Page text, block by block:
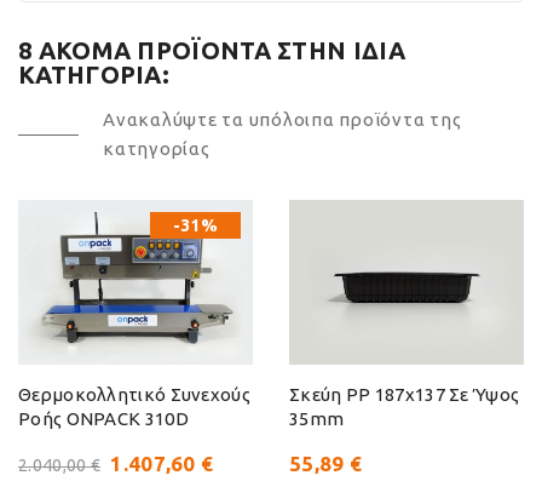
8 ΑΚΌΜΑ ΠΡΟΪΌΝΤΑ ΣΤΗΝ ΊΔΙΑ
ΚΑΤΗΓΟΡΊΑ:
Ανακαλύψτε τα υπόλοιπα προϊόντα της
κατηγορίας
-31%
Θερμοκολλητικό Συνεχούς
Ροής ONPACK 310D
2.040,00 € 1.407,60 €
Σκεύη PP 187x137 Σε Ύψος
35mm
55,89 €